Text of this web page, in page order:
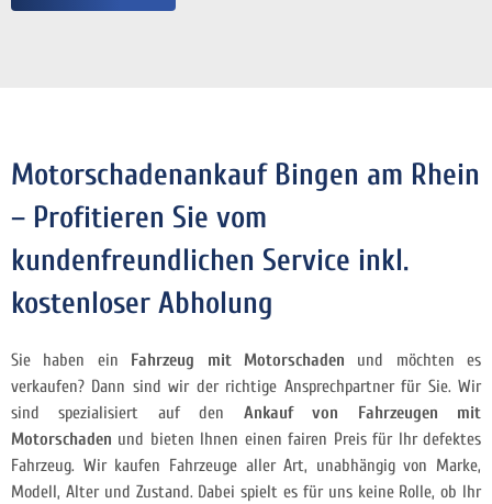
Motorschadenankauf Bingen am Rhein
– Profitieren Sie vom
kundenfreundlichen Service inkl.
kostenloser Abholung
Sie haben ein Fahrzeug mit Motorschaden und möchten es
verkaufen? Dann sind wir der richtige Ansprechpartner für Sie. Wir
sind spezialisiert auf den Ankauf von Fahrzeugen mit
Motorschaden und bieten Ihnen einen fairen Preis für Ihr defektes
Fahrzeug. Wir kaufen Fahrzeuge aller Art, unabhängig von Marke,
Modell, Alter und Zustand. Dabei spielt es für uns keine Rolle, ob Ihr